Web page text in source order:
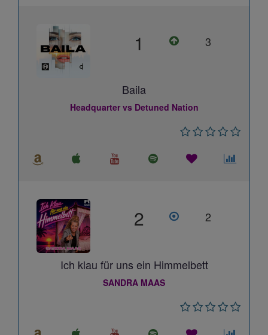
1 3
Baila
Headquarter vs Detuned Nation
2 2
Ich klau für uns ein Himmelbett
SANDRA MAAS